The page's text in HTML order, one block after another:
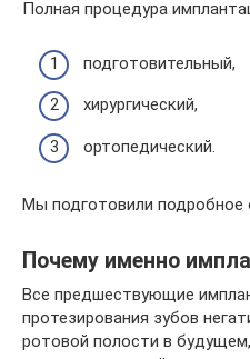
Полная процедура
подготовительный,
хирургический,
ортопедический.
Мы подготовили подробное
Почему именно
Все предшествующие
протезирования зубов
ротовой полости в